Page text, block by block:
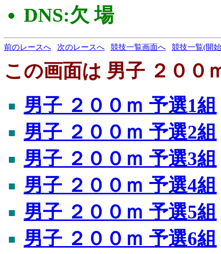
DNS:欠 場
前のレースへ 次のレースへ 競技一覧画面へ 競技一覧(開
この画面は 男子 ２００
男子 ２００ｍ 予選1組
男子 ２００ｍ 予選2組
男子 ２００ｍ 予選3組
男子 ２００ｍ 予選4組
男子 ２００ｍ 予選5組
男子 ２００ｍ 予選6組